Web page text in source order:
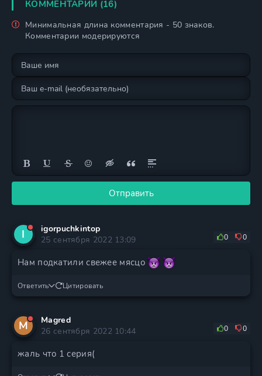
КОММЕНТАРИИ (16)
Минимальная длина комментария - 50 знаков.
Комментарии модерируются
Отправить
I
igorpuchkintop
25 сентября 2022 13:09
0 0
Нам подкатили свежее мясцо
Ответить Цитировать
M
Magred
26 сентября 2022 10:44
0 0
жаль что 1 серия(